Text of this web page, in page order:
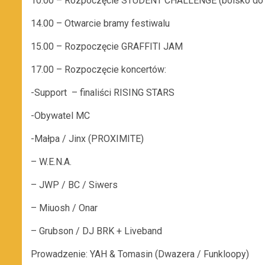
14.00 – Otwarcie bramy festiwalu
15.00 – Rozpoczęcie GRAFFITI JAM
17.00 – Rozpoczęcie koncertów:
-Support – finaliści RISING STARS
-Obywatel MC
-Małpa / Jinx (PROXIMITE)
– W.E.N.A.
– JWP / BC / Siwers
– Miuosh / Onar
– Grubson / DJ BRK + Liveband
Prowadzenie: YAH & Tomasin (Dwazera / Funkloopy)